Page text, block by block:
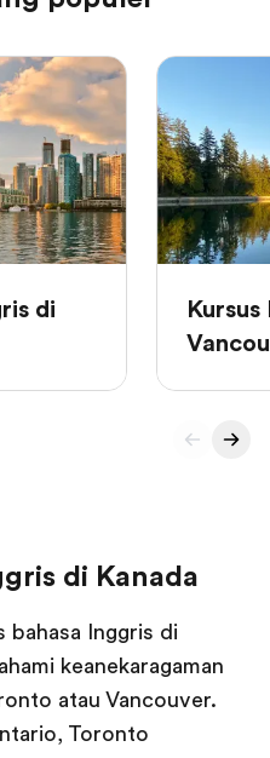
di
Kursus
di Kanada
bahasa Inggris di
keanekaragaman
atau Vancouver.
Toronto